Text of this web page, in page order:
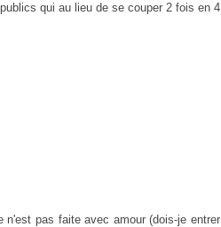
qui au lieu de se couper 2 fois en 4
pas faite avec amour (dois-je entrer